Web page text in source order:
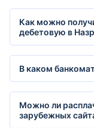
Как можно
дебетовую в
В каком
Можно ли
зарубежных